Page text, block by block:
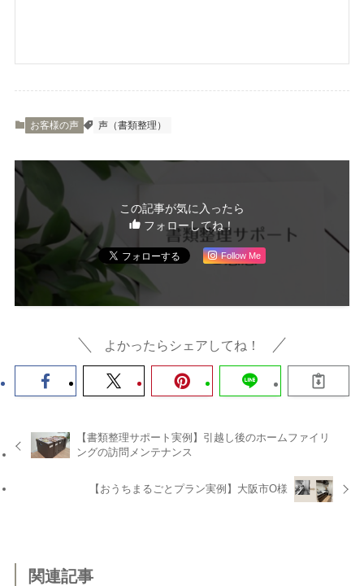
お客様の声 声（書類整理）
この記事が気に入ったら
フォローしてね！
Follow Me
よかったらシェアしてね！
【書類整理サポート実例】引越し後のホームファイリ
ングの訪問メンテナンス
【おうちまるごとプラン実例】大阪市O様
関連記事